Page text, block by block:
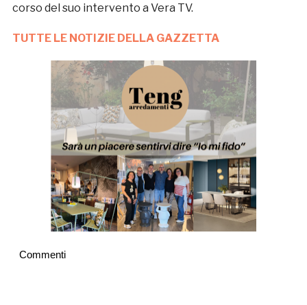
corso del suo intervento a Vera TV.
TUTTE LE NOTIZIE DELLA GAZZETTA
Commenti